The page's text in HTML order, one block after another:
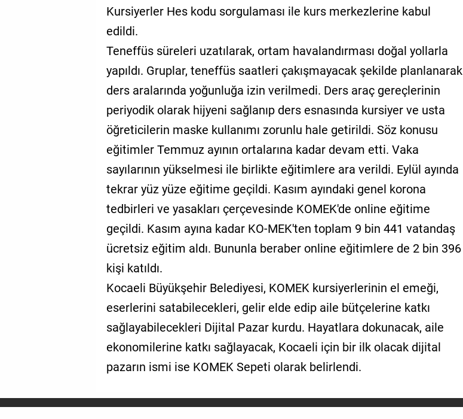
Kursiyerler Hes kodu sorgulaması ile kurs merkezlerine kabul
edildi.
Teneffüs süreleri uzatılarak, ortam havalandırması doğal yollarla
yapıldı. Gruplar, teneffüs saatleri çakışmayacak şekilde planlanarak
ders aralarında yoğunluğa izin verilmedi. Ders araç gereçlerinin
periyodik olarak hijyeni sağlanıp ders esnasında kursiyer ve usta
öğreticilerin maske kullanımı zorunlu hale getirildi. Söz konusu
eğitimler Temmuz ayının ortalarına kadar devam etti. Vaka
sayılarının yükselmesi ile birlikte eğitimlere ara verildi. Eylül ayında
tekrar yüz yüze eğitime geçildi. Kasım ayındaki genel korona
tedbirleri ve yasakları çerçevesinde KOMEK'de online eğitime
geçildi. Kasım ayına kadar KO-MEK'ten toplam 9 bin 441 vatandaş
ücretsiz eğitim aldı. Bununla beraber online eğitimlere de 2 bin 396
kişi katıldı.
Kocaeli Büyükşehir Belediyesi, KOMEK kursiyerlerinin el emeği,
eserlerini satabilecekleri, gelir elde edip aile bütçelerine katkı
sağlayabilecekleri Dijital Pazar kurdu. Hayatlara dokunacak, aile
ekonomilerine katkı sağlayacak, Kocaeli için bir ilk olacak dijital
pazarın ismi ise KOMEK Sepeti olarak belirlendi.